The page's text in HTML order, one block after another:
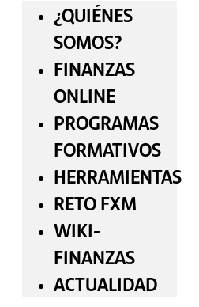
¿QUIÉNES
SOMOS?
FINANZAS
ONLINE
PROGRAMAS
FORMATIVOS
HERRAMIENTAS
RETO FXM
WIKI-
FINANZAS
ACTUALIDAD